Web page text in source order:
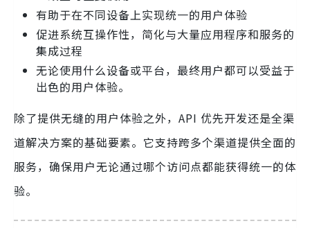
有助于在不同设备上实现统一的用户体验
促进系统互操作性，简化与大量应用程序和服务的
集成过程
无论使用什么设备或平台，最终用户都可以受益于
出色的用户体验。
除了提供无缝的用户体验之外，API 优先开发还是全渠
道解决方案的基础要素。它支持跨多个渠道提供全面的
服务，确保用户无论通过哪个访问点都能获得统一的体
验。